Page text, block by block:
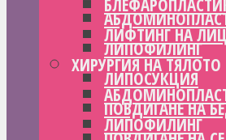
ЛИПОФИЛИНГ
ЛИПОСУКЦИЯ
ПОВДИГАНЕ НА
ЛИФТИНГ НА
ХИРУРГИЯ НА ТЯЛОТО
ЛИПОФИЛИНГ